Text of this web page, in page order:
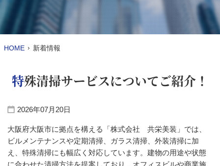
HOME 新着情報
特殊清掃サービスについてご紹介！
2026年07月20日
大阪府大阪市に拠点を構える「株式会社 共栄美装」では、
ビルメンテナンスや定期清掃、ガラス清掃、外装清掃に加
え、特殊清掃にも幅広く対応しています。建物の用途や状態
に合わせた清掃方法を提案しており、オフィスビルや商業施